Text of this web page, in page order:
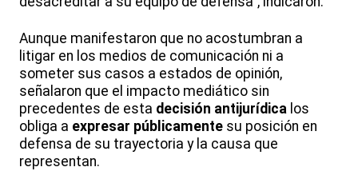
Aunque manifestaron que no acostumbran a
litigar en los medios de comunicación ni a
someter sus casos a estados de opinión,
señalaron que el impacto mediático sin
precedentes de esta decisión antijurídica los
obliga a expresar públicamente su posición en
defensa de su trayectoria y la causa que
representan.